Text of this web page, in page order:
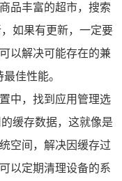
品丰富的超市，搜索
如果有更新，一定要
以解决可能存在的兼
佳性能。
中，找到应用管理选
缓存数据，这就像是
空间，解决因缓存过
以定期清理设备的系